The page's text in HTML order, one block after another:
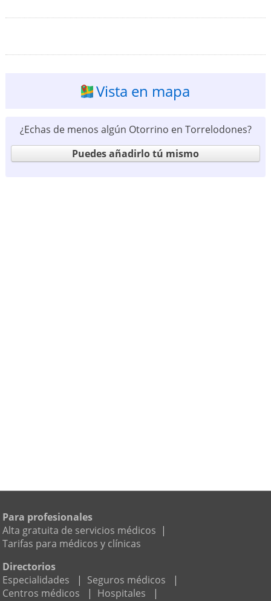
Vista en mapa
¿Echas de menos algún Otorrino en Torrelodones?
Puedes añadirlo tú mismo
Para profesionales
Alta gratuita de servicios médicos |
Tarifas para médicos y clínicas
Directorios
Especialidades
| Seguros médicos
|
Centros médicos
| Hospitales
|